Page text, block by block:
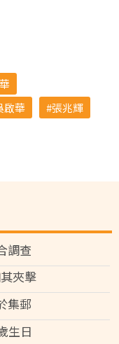
啟華
張兆輝
調查
夾擊
集郵
生日